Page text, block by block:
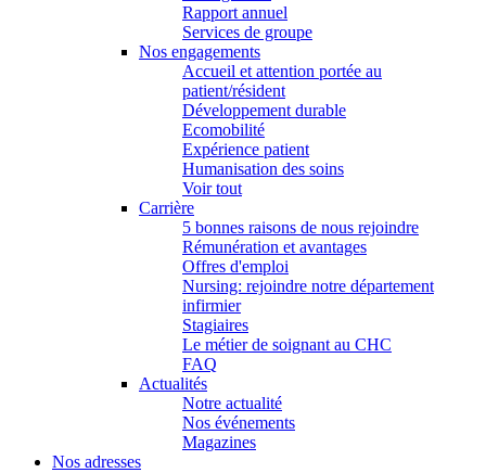
Rapport annuel
Services de groupe
Nos engagements
Accueil et attention portée au
patient/résident
Développement durable
Ecomobilité
Expérience patient
Humanisation des soins
Voir tout
Carrière
5 bonnes raisons de nous rejoindre
Rémunération et avantages
Offres d'emploi
Nursing: rejoindre notre département
infirmier
Stagiaires
Le métier de soignant au CHC
FAQ
Actualités
Notre actualité
Nos événements
Magazines
Nos adresses